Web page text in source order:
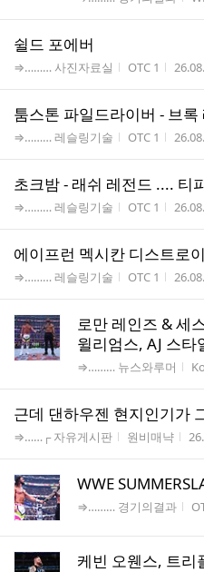
쉴드 포에버
게시판명
⇒……… 사진자료실 작성자
OTC 1 작성
툼스톤 파일드라이버 - 브
게시판명
⇒……… 레슬링기술 작성자
OTC 1 작성
초크밤 - 래쉬 레전드 .... 티
게시판명
⇒……… 레슬링기술 작성자
OTC 1 작성
에이프런 멕시칸 디스트로
게시판명
⇒……… 레슬링기술 작성자
OTC 1 작성
로만 레인즈 & 세
윌리엄스, AJ 스타
게시판명
⇒……… 뉴스와루머
근데 댄하우젠 현지인기가
게시판명
⇒……┌ 자유게시판 작성자
원비매냑 작
WWE
게시판명
⇒……… 경기의결과
케빈 오웬스, 트리